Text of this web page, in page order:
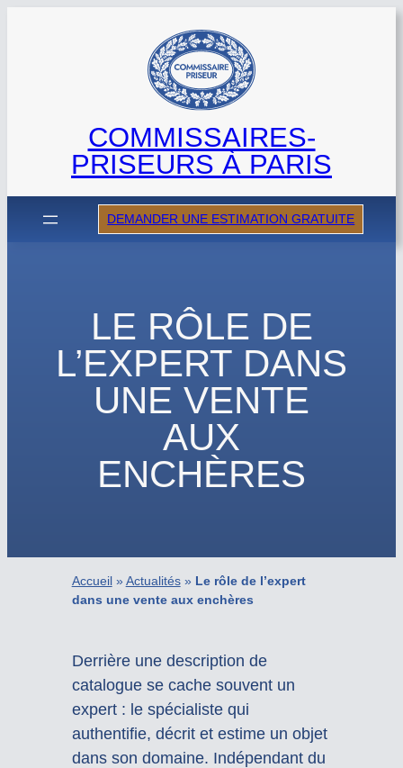
COMMISSAIRES-
PRISEURS À PARIS
DEMANDER UNE ESTIMATION GRATUITE
LE RÔLE DE
L’EXPERT DANS
UNE VENTE
AUX
ENCHÈRES
Accueil»Actualités» Le rôle de l’expert
dans une vente aux enchères
Derrière une description de
catalogue se cache souvent un
expert : le spécialiste qui
authentifie, décrit et estime un objet
dans son domaine. Indépendant du